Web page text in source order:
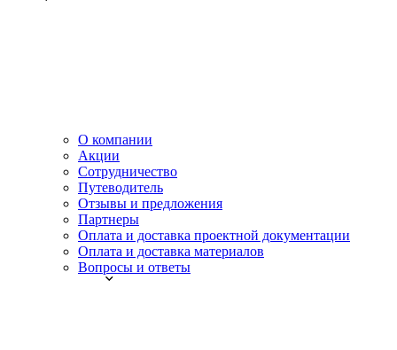
О компании
Акции
Сотрудничество
Путеводитель
Отзывы и предложения
Партнеры
Оплата и доставка проектной документации
Оплата и доставка материалов
Вопросы и ответы